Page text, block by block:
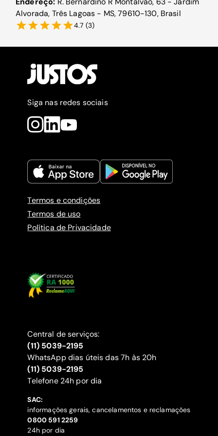
Alvorada, Três Lagoas - MS, 79610-130, Brasil
4.7 (3)
Siga nas redes sociais
Termos e condições
Termos de uso
Política de Privacidade
Central de serviços:
(11) 5039-2195
WhatsApp dias úteis das 7h às 20h
(11) 5039-2195
‍Telefone 24h por dia
SAC:
informações gerais, cancelamentos e reclamações
‍0800 591 2259
24h por dia